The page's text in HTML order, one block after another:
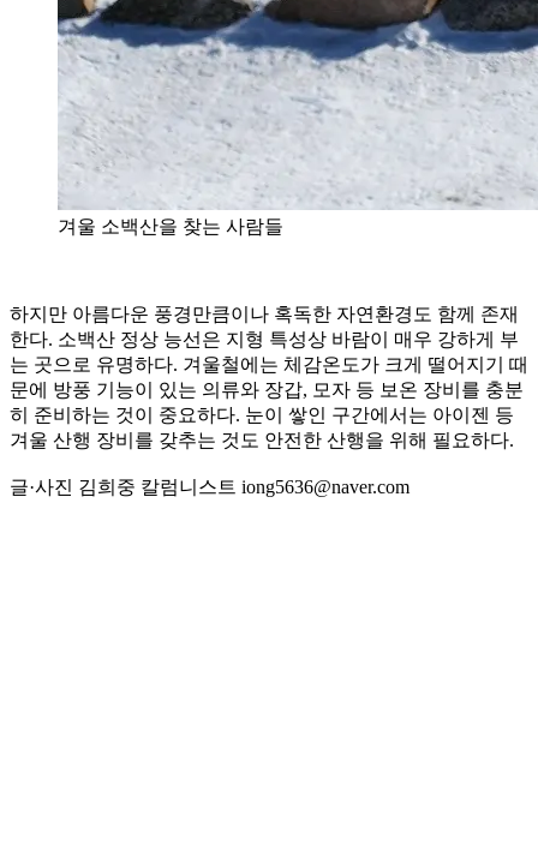
겨울 소백산을 찾는 사람들
하지만 아름다운 풍경만큼이나 혹독한 자연환경도 함께 존재
한다. 소백산 정상 능선은 지형 특성상 바람이 매우 강하게 부
는 곳으로 유명하다. 겨울철에는 체감온도가 크게 떨어지기 때
문에 방풍 기능이 있는 의류와 장갑, 모자 등 보온 장비를 충분
히 준비하는 것이 중요하다. 눈이 쌓인 구간에서는 아이젠 등
겨울 산행 장비를 갖추는 것도 안전한 산행을 위해 필요하다.
글·사진 김희중 칼럼니스트 iong5636@naver.com